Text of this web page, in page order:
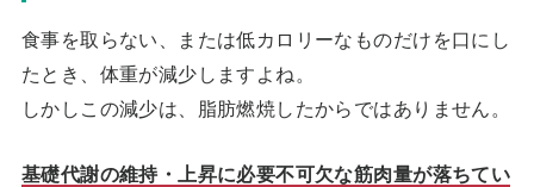
食事を取らない、または低カロリーなものだけを口にし
たとき、体重が減少しますよね。
しかしこの減少は、脂肪燃焼したからではありません。
基礎代謝の維持・上昇に必要不可欠な筋肉量が落ちてい